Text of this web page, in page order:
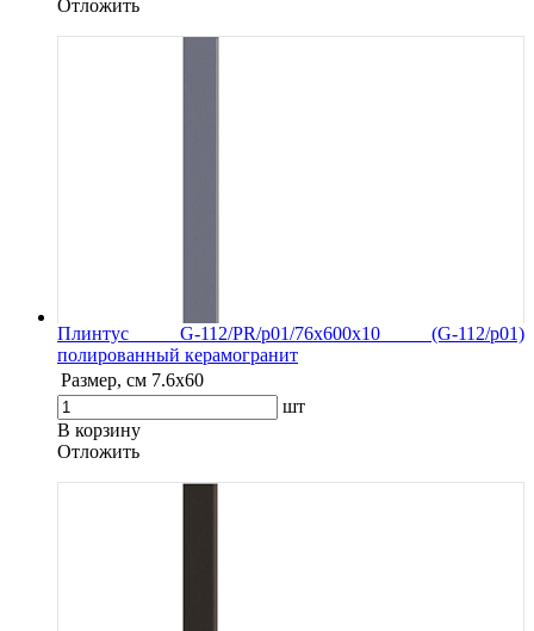
Oтложить
Плинтус G-112/PR/p01/76x600x10 (G-112/p01)
полированный керамогранит
Размер, см 7.6х60
шт
В корзину
Oтложить